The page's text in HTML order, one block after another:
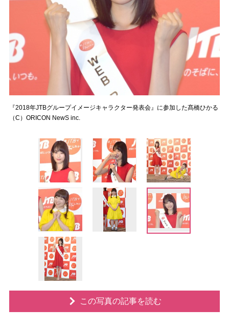
『2018年JTBグループイメージキャラクター発表会』に参加した髙橋ひかる
（C）ORICON NewS inc.
この写真の記事を読む